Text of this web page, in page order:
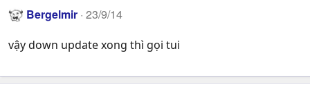
Bergelmir 23/9/14
vậy down update xong thì gọi tui